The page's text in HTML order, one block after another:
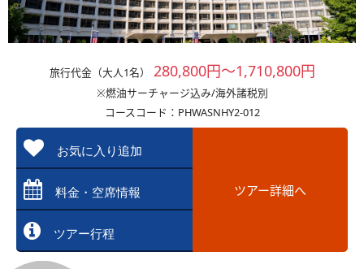
旅行代金（大人1名） 280,800円～1,710,800円
※燃油サーチャージ込み/海外諸税別
コースコード：PHWASNHY2-012
お気に入り追加
料金・空席情報
ツアー行程
ツアー詳細へ